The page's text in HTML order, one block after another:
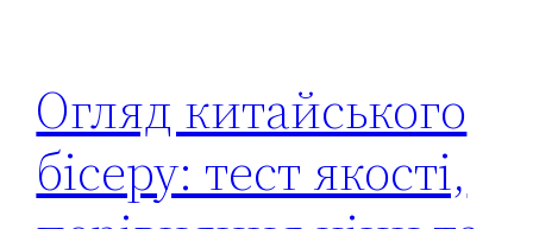
Огляд китайського
бісеру: тест якості,